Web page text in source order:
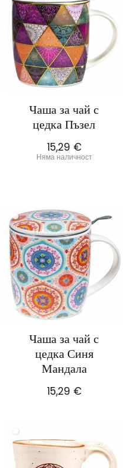
Чаша за чай с
цедка Пъзел
15,29 €
Няма наличност
Чаша за чай с
цедка Синя
Мандала
15,29 €